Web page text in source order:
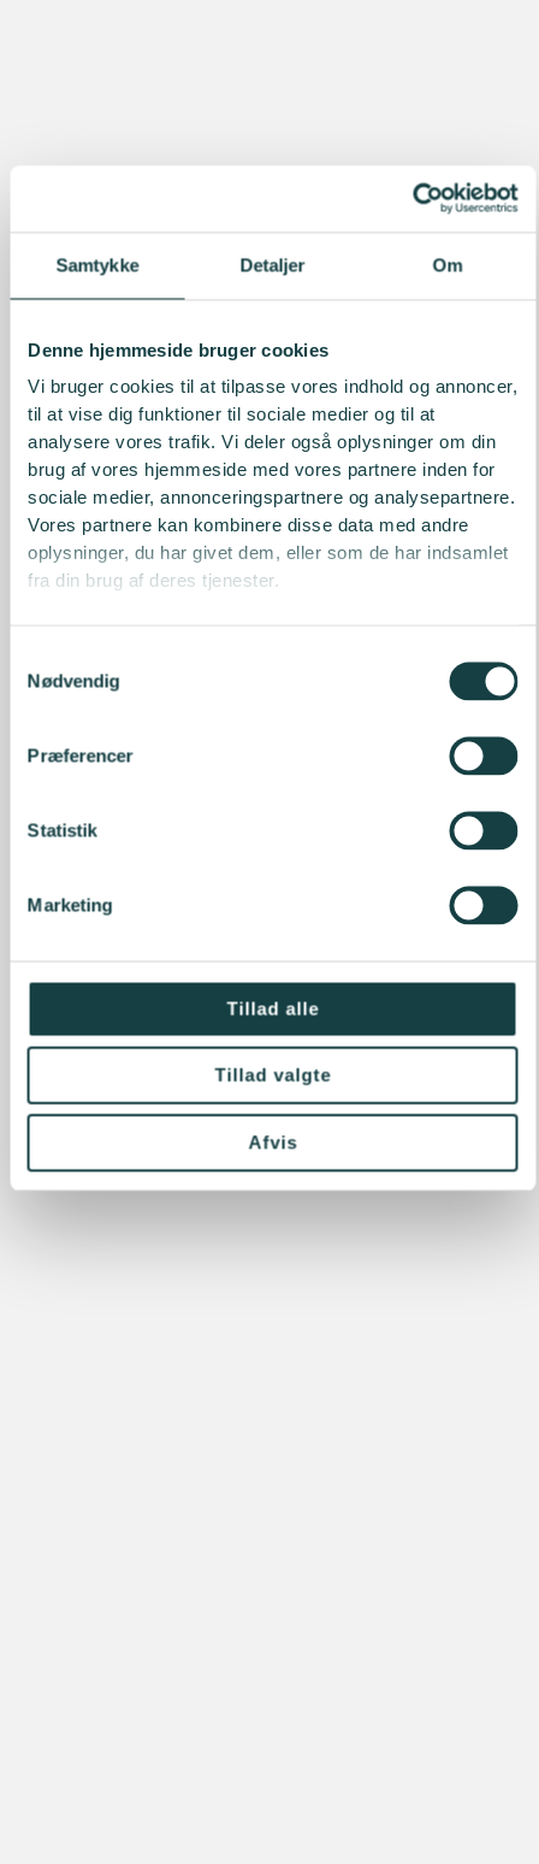
Samtykke Detaljer Om
Denne hjemmeside bruger cookies
Vi bruger cookies til at tilpasse vores indhold og annoncer,
til at vise dig funktioner til sociale medier og til at
analysere vores trafik. Vi deler også oplysninger om din
brug af vores hjemmeside med vores partnere inden for
sociale medier, annonceringspartnere og analysepartnere.
Vores partnere kan kombinere disse data med andre
oplysninger, du har givet dem, eller som de har indsamlet
fra din brug af deres tjenester.
Nødvendig
Præferencer
Statistik
Marketing
Tillad alle
Tillad valgte
Afvis